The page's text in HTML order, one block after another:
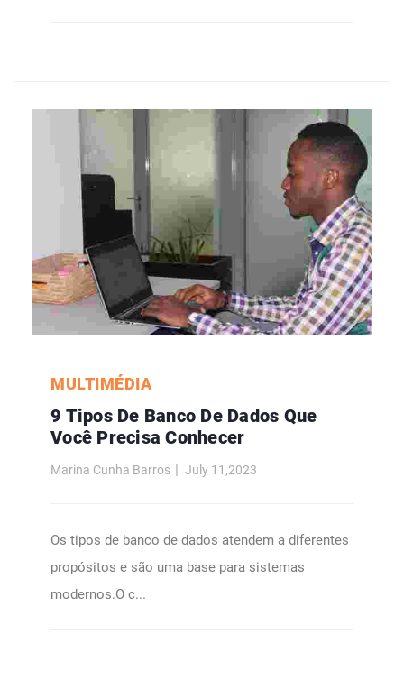
MULTIMÉDIA
9 Tipos De Banco De Dados Que
Você Precisa Conhecer
Marina Cunha Barros July 11,2023
Os tipos de banco de dados atendem a diferentes
propósitos e são uma base para sistemas
modernos.O c...